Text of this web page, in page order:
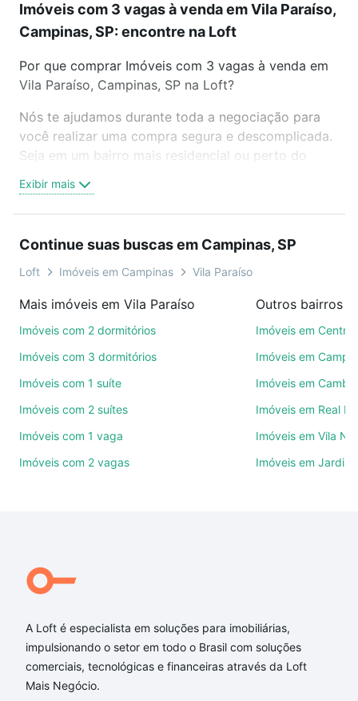
Imóveis com 3 vagas à venda em Vila Paraíso,
Campinas, SP: encontre na Loft
Por que comprar Imóveis com 3 vagas à venda em
Vila Paraíso, Campinas, SP na Loft?
Nós te ajudamos durante toda a negociação para
você realizar uma compra segura e descomplicada.
Seja em um bairro mais residencial ou perto do
oferta ideal de Imóveis com 3 vagas à venda em
Vila Paraíso, Campinas, SP para conquistar seu
videochamada, é grátis, sem compromisso e você
ainda conta com mais de 46 mil corretores e
de imóveis.
ruas, bairros e até condomínios favoritos. Você
também pode usar os filtros como quantidade de
quartos, suítes, com ou sem vaga de garagem para
comodidades, como piscina, academia, salão de
Vila Paraíso, Campinas, SP?
Imóveis com 3 vagas à venda em Vila Paraíso,
Campinas, SP que custam a partir de R$ 0 e com
nossas opções de financiamento imobiliário as
parcelas podem se adequar ao seu orçamento. Se
Exibir mais
Continue suas buscas em Campinas, SP
Loft Imóveis em Campinas Vila Paraíso
Mais imóveis em Vila Paraíso
Imóveis com 2 dormitórios
Imóveis com 3 dormitórios
Imóveis com 1 suíte
Imóveis com 2 suítes
Imóveis com 1 vaga
Imóveis com 2 vagas
Outros bairros
Imóveis em Centro
Imóveis em
Imóveis em Cambuí
Imóveis em Real
Imóveis em Vila
Imóveis em Jardim
A Loft é especialista em soluções para imobiliárias,
impulsionando o setor em todo o Brasil com soluções
comerciais, tecnológicas e financeiras através da Loft
Mais Negócio.